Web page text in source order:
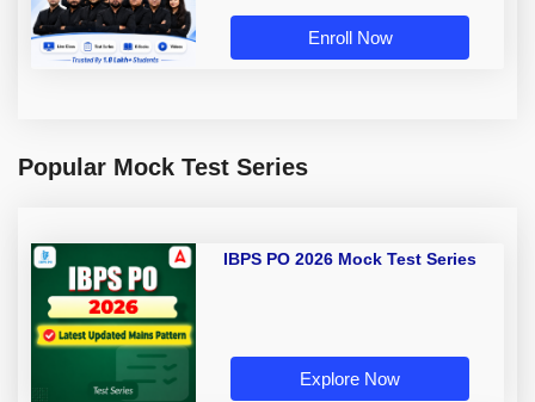
Enroll Now
Popular Mock Test Series
IBPS PO 2026 Mock Test Series
Explore Now